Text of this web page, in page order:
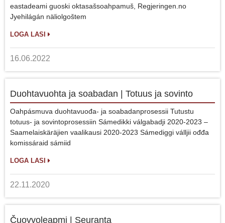
eastadeami guoski oktasašsoahpamuš, Regjeringen.no
Jyehilágán näliolgoštem
LOGA LASI
16.06.2022
Duohtavuohta ja soabadan | Totuus ja sovinto
Oahpásmuva duohtavuođa- ja soabadanprosessii Tutustu
totuus- ja sovintoprosessiin Sámedikki válgabadji 2020-2023 –
Saamelaiskäräjien vaalikausi 2020-2023 Sámediggi válljii ođđa
komissáraid sámiid
LOGA LASI
22.11.2020
Čuovvoleapmi | Seuranta